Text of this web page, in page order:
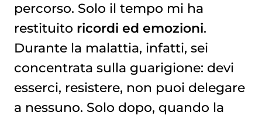
percorso. Solo il tempo mi ha
restituito ricordi ed emozioni.
Durante la malattia, infatti, sei
concentrata sulla guarigione: devi
esserci, resistere, non puoi delegare
a nessuno. Solo dopo, quando la